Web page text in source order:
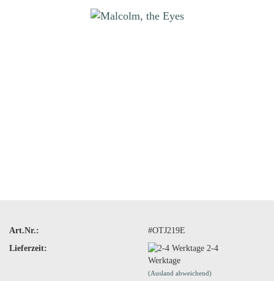
Art.Nr.:
#OTJ219E
Lieferzeit:
2-4
Werktage
(Ausland abweichend)